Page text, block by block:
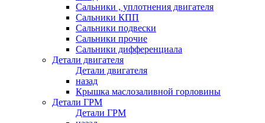
Сальники , уплотнения двигателя
Сальники КПП
Сальники подвески
Сальники прочие
Сальники дифференциала
Детали двигателя
Детали двигателя
назад
Крышка маслозаливной горловины
Детали ГРМ
Детали ГРМ